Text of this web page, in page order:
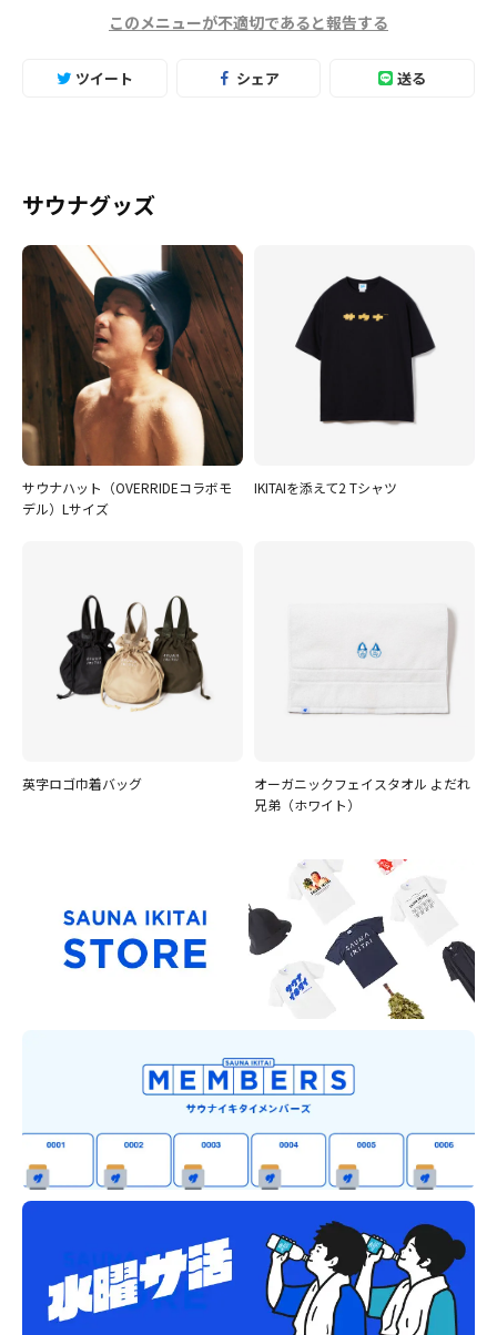
このメニューが不適切であると報告する
ツイート シェア 送る
サウナグッズ
サウナハット（OVERRIDEコラボモ
デル）Lサイズ
IKITAIを添えて2 Tシャツ
英字ロゴ巾着バッグ
オーガニックフェイスタオル よだれ
兄弟（ホワイト）